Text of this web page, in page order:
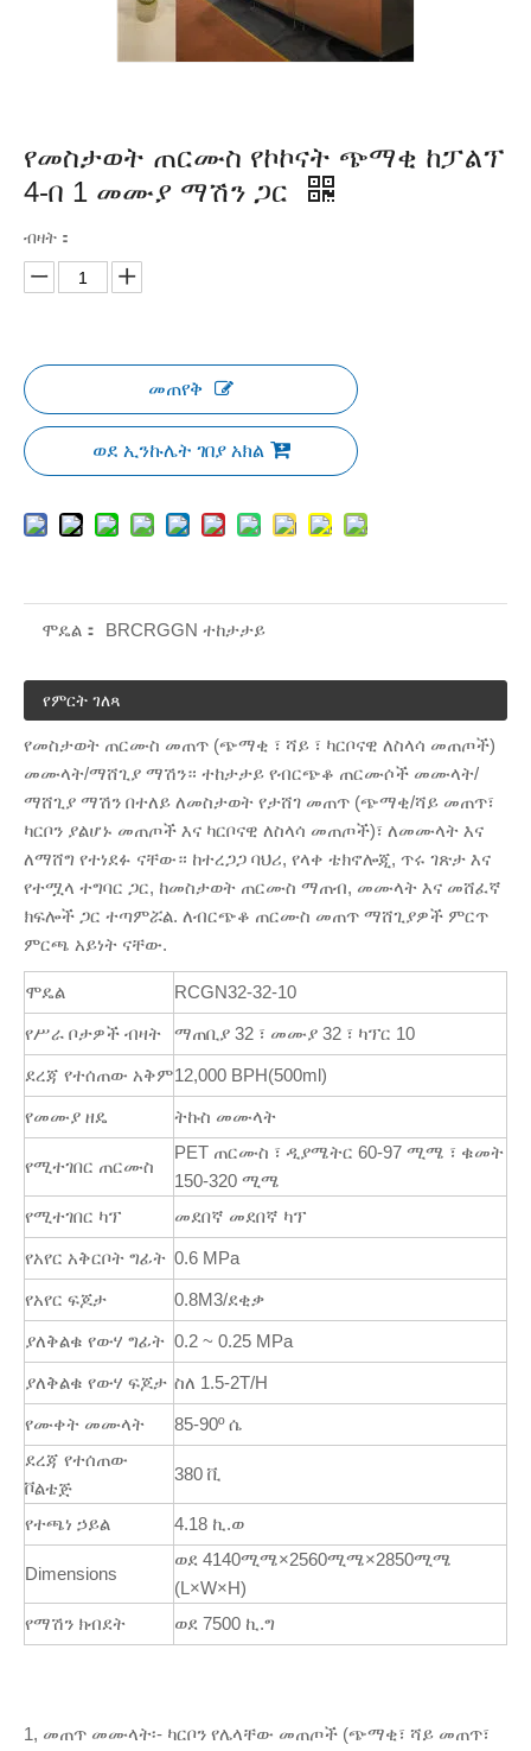
የመስታወት ጠርሙስ የኮኮናት ጭማቂ ከፓልፕ
4-በ 1 መሙያ ማሽን ጋር
ብዛት：
መጠየቅ
ወደ ኢንኩሌት ገበያ አክል
ሞዴል： BRCRGGN ተከታታይ
የምርት ገለጻ
የመስታወት ጠርሙስ መጠጥ (ጭማቂ ፣ ሻይ ፣ ካርቦናዊ ለስላሳ መጠጦች)
መሙላት/ማሸጊያ ማሽን። ተከታታይ የብርጭቆ ጠርሙሶች መሙላት/
ማሸጊያ ማሽን በተለይ ለመስታወት የታሸገ መጠጥ (ጭማቂ/ሻይ መጠጥ፣
ካርቦን ያልሆኑ መጠጦች እና ካርቦናዊ ለስላሳ መጠጦች)፣ ለመሙላት እና
ለማሸግ የተነደፉ ናቸው። ከተረጋጋ ባህሪ, የላቀ ቴክኖሎጂ, ጥሩ ገጽታ እና
የተሟላ ተግባር ጋር, ከመስታወት ጠርሙስ ማጠብ, መሙላት እና መሸፈኛ
ክፍሎች ጋር ተጣምሯል. ለብርጭቆ ጠርሙስ መጠጥ ማሸጊያዎች ምርጥ
ምርጫ አይነት ናቸው.
ሞዴል RCGN32-32-10
የሥራ ቦታዎች ብዛት ማጠቢያ 32 ፣ መሙያ 32 ፣ ካፕር 10
ደረጃ የተሰጠው አቅም12,000 BPH(500ml)
የመሙያ ዘዴ ትኩስ መሙላት
የሚተገበር ጠርሙስ
PET ጠርሙስ ፣ ዲያሜትር 60-97 ሚሜ ፣ ቁመት
150-320 ሚሜ
የሚተገበር ካፕ
መደበኛ መደበኛ ካፕ
የአየር አቅርቦት ግፊት 0.6 MPa
የአየር ፍጆታ 0.8M3/ደቂቃ
ያለቅልቁ የውሃ ግፊት 0.2 ~ 0.25 MPa
ያለቅልቁ የውሃ ፍጆታ ስለ 1.5-2T/H
የሙቀት መሙላት
85-90º ሴ
ደረጃ የተሰጠው
ቮልቴጅ
380 ቪ
የተጫነ ኃይል 4.18 ኪ.ወ
Dimensions
ወደ 4140ሚሜ×2560ሚሜ×2850ሚሜ
(L×W×H)
የማሽን ክብደት
ወደ 7500 ኪ.ግ
1, መጠጥ መሙላት፡- ካርቦን የሌላቸው መጠጦች (ጭማቂ፣ ሻይ መጠጥ፣